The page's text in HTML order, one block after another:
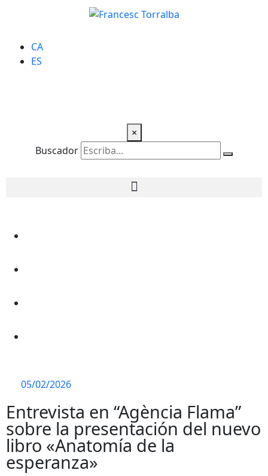
CA
ES
×
Buscador
05/02/2026
Entrevista en “Agència Flama”
sobre la presentación del nuevo
libro «Anatomía de la
esperanza»